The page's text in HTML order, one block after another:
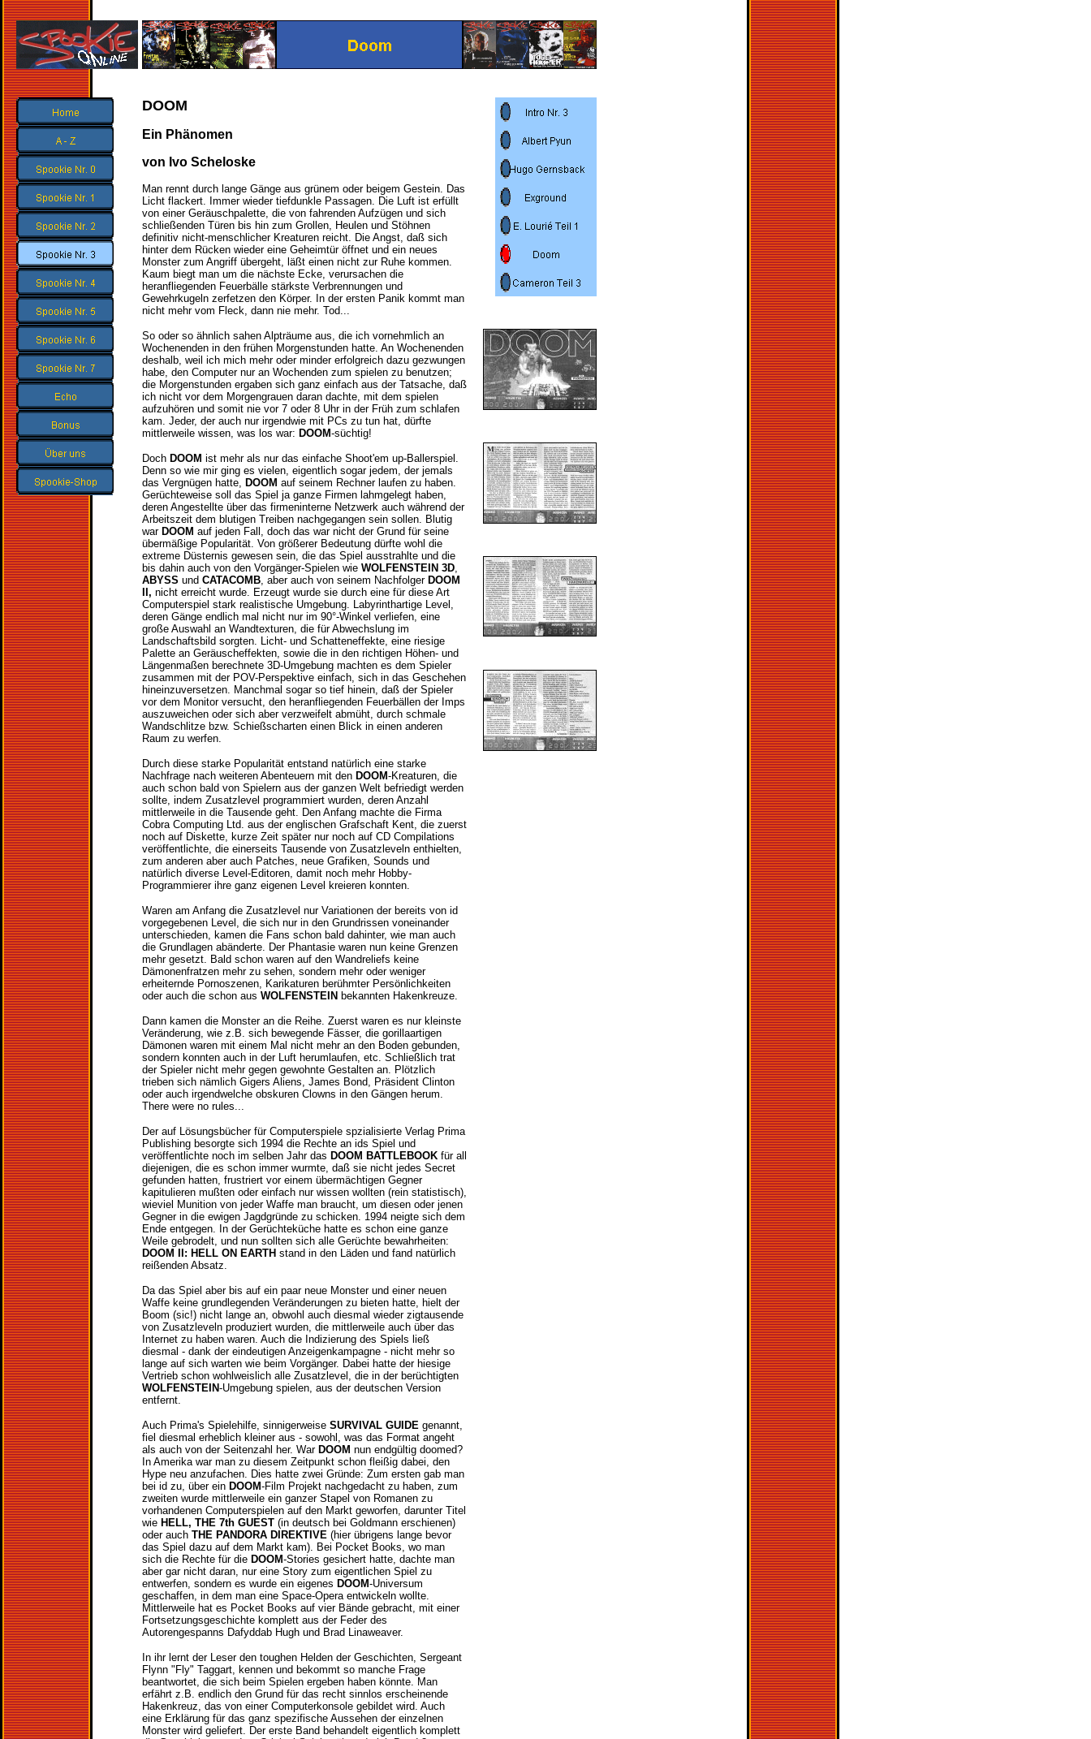
DOOM
Ein Phänomen
von Ivo Scheloske
Man rennt durch lange Gänge aus grünem oder beigem Gestein. Das
Licht flackert. Immer wieder tiefdunkle Passagen. Die Luft ist erfüllt
von einer Geräuschpalette, die von fahrenden Aufzügen und sich
schließenden Türen bis hin zum Grollen, Heulen und Stöhnen
definitiv nicht-menschlicher Kreaturen reicht. Die Angst, daß sich
hinter dem Rücken wieder eine Geheimtür öffnet und ein neues
Monster zum Angriff übergeht, läßt einen nicht zur Ruhe kommen.
Kaum biegt man um die nächste Ecke, verursachen die
heranfliegenden Feuerbälle stärkste Verbrennungen und
Gewehrkugeln zerfetzen den Körper. In der ersten Panik kommt man
nicht mehr vom Fleck, dann nie mehr. Tod...
So oder so ähnlich sahen Alpträume aus, die ich vornehmlich an
Wochenenden in den frühen Morgenstunden hatte. An Wochenenden
deshalb, weil ich mich mehr oder minder erfolgreich dazu gezwungen
habe, den Computer nur an Wochenden zum spielen zu benutzen;
die Morgenstunden ergaben sich ganz einfach aus der Tatsache, daß
ich nicht vor dem Morgengrauen daran dachte, mit dem spielen
aufzuhören und somit nie vor 7 oder 8 Uhr in der Früh zum schlafen
kam. Jeder, der auch nur irgendwie mit PCs zu tun hat, dürfte
mittlerweile wissen, was los war: DOOM-süchtig!
Doch DOOM ist mehr als nur das einfache Shoot'em up-Ballerspiel.
Denn so wie mir ging es vielen, eigentlich sogar jedem, der jemals
das Vergnügen hatte, DOOM auf seinem Rechner laufen zu haben.
Gerüchteweise soll das Spiel ja ganze Firmen lahmgelegt haben,
deren Angestellte über das firmeninterne Netzwerk auch während der
Arbeitszeit dem blutigen Treiben nachgegangen sein sollen. Blutig
war DOOM auf jeden Fall, doch das war nicht der Grund für seine
übermäßige Popularität. Von größerer Bedeutung dürfte wohl die
extreme Düsternis gewesen sein, die das Spiel ausstrahlte und die
bis dahin auch von den Vorgänger-Spielen wie WOLFENSTEIN 3D,
ABYSS und CATACOMB, aber auch von seinem Nachfolger DOOM
II, nicht erreicht wurde. Erzeugt wurde sie durch eine für diese Art
Computerspiel stark realistische Umgebung. Labyrinthartige Level,
deren Gänge endlich mal nicht nur im 90°-Winkel verliefen, eine
große Auswahl an Wandtexturen, die für Abwechslung im
Landschaftsbild sorgten. Licht- und Schatteneffekte, eine riesige
Palette an Geräuscheffekten, sowie die in den richtigen Höhen- und
Längenmaßen berechnete 3D-Umgebung machten es dem Spieler
zusammen mit der POV-Perspektive einfach, sich in das Geschehen
hineinzuversetzen. Manchmal sogar so tief hinein, daß der Spieler
vor dem Monitor versucht, den heranfliegenden Feuerbällen der Imps
auszuweichen oder sich aber verzweifelt abmüht, durch schmale
Wandschlitze bzw. Schießscharten einen Blick in einen anderen
Raum zu werfen.
Durch diese starke Popularität entstand natürlich eine starke
Nachfrage nach weiteren Abenteuern mit den DOOM-Kreaturen, die
auch schon bald von Spielern aus der ganzen Welt befriedigt werden
sollte, indem Zusatzlevel programmiert wurden, deren Anzahl
mittlerweile in die Tausende geht. Den Anfang machte die Firma
Cobra Computing Ltd. aus der englischen Grafschaft Kent, die zuerst
noch auf Diskette, kurze Zeit später nur noch auf CD Compilations
veröffentlichte, die einerseits Tausende von Zusatzleveln enthielten,
zum anderen aber auch Patches, neue Grafiken, Sounds und
natürlich diverse Level-Editoren, damit noch mehr Hobby-
Programmierer ihre ganz eigenen Level kreieren konnten.
Waren am Anfang die Zusatzlevel nur Variationen der bereits von id
vorgegebenen Level, die sich nur in den Grundrissen voneinander
unterschieden, kamen die Fans schon bald dahinter, wie man auch
die Grundlagen abänderte. Der Phantasie waren nun keine Grenzen
mehr gesetzt. Bald schon waren auf den Wandreliefs keine
Dämonenfratzen mehr zu sehen, sondern mehr oder weniger
erheiternde Pornoszenen, Karikaturen berühmter Persönlichkeiten
oder auch die schon aus WOLFENSTEIN bekannten Hakenkreuze.
Dann kamen die Monster an die Reihe. Zuerst waren es nur kleinste
Veränderung, wie z.B. sich bewegende Fässer, die gorillaartigen
Dämonen waren mit einem Mal nicht mehr an den Boden gebunden,
sondern konnten auch in der Luft herumlaufen, etc. Schließlich trat
der Spieler nicht mehr gegen gewohnte Gestalten an. Plötzlich
trieben sich nämlich Gigers Aliens, James Bond, Präsident Clinton
oder auch irgendwelche obskuren Clowns in den Gängen herum.
There were no rules...
Der auf Lösungsbücher für Computerspiele spzialisierte Verlag Prima
Publishing besorgte sich 1994 die Rechte an ids Spiel und
veröffentlichte noch im selben Jahr das DOOM BATTLEBOOK für all
diejenigen, die es schon immer wurmte, daß sie nicht jedes Secret
gefunden hatten, frustriert vor einem übermächtigen Gegner
kapitulieren mußten oder einfach nur wissen wollten (rein statistisch),
wieviel Munition von jeder Waffe man braucht, um diesen oder jenen
Gegner in die ewigen Jagdgründe zu schicken. 1994 neigte sich dem
Ende entgegen. In der Gerüchteküche hatte es schon eine ganze
Weile gebrodelt, und nun sollten sich alle Gerüchte bewahrheiten:
DOOM II: HELL ON EARTH stand in den Läden und fand natürlich
reißenden Absatz.
Da das Spiel aber bis auf ein paar neue Monster und einer neuen
Waffe keine grundlegenden Veränderungen zu bieten hatte, hielt der
Boom (sic!) nicht lange an, obwohl auch diesmal wieder zigtausende
von Zusatzleveln produziert wurden, die mittlerweile auch über das
Internet zu haben waren. Auch die Indizierung des Spiels ließ
diesmal - dank der eindeutigen Anzeigenkampagne - nicht mehr so
lange auf sich warten wie beim Vorgänger. Dabei hatte der hiesige
Vertrieb schon wohlweislich alle Zusatzlevel, die in der berüchtigten
WOLFENSTEIN-Umgebung spielen, aus der deutschen Version
entfernt.
Auch Prima's Spielehilfe, sinnigerweise SURVIVAL GUIDE genannt,
fiel diesmal erheblich kleiner aus - sowohl, was das Format angeht
als auch von der Seitenzahl her. War DOOM nun endgültig doomed?
In Amerika war man zu diesem Zeitpunkt schon fleißig dabei, den
Hype neu anzufachen. Dies hatte zwei Gründe: Zum ersten gab man
bei id zu, über ein DOOM-Film Projekt nachgedacht zu haben, zum
zweiten wurde mittlerweile ein ganzer Stapel von Romanen zu
vorhandenen Computerspielen auf den Markt geworfen, darunter Titel
wie HELL, THE 7th GUEST (in deutsch bei Goldmann erschienen)
oder auch THE PANDORA DIREKTIVE (hier übrigens lange bevor
das Spiel dazu auf dem Markt kam). Bei Pocket Books, wo man
sich die Rechte für die DOOM-Stories gesichert hatte, dachte man
aber gar nicht daran, nur eine Story zum eigentlichen Spiel zu
entwerfen, sondern es wurde ein eigenes DOOM-Universum
geschaffen, in dem man eine Space-Opera entwickeln wollte.
Mittlerweile hat es Pocket Books auf vier Bände gebracht, mit einer
Fortsetzungsgeschichte komplett aus der Feder des
Autorengespanns Dafyddab Hugh und Brad Linaweaver.
In ihr lernt der Leser den toughen Helden der Geschichten, Sergeant
Flynn "Fly" Taggart, kennen und bekommt so manche Frage
beantwortet, die sich beim Spielen ergeben haben könnte. Man
erfährt z.B. endlich den Grund für das recht sinnlos erscheinende
Hakenkreuz, das von einer Computerkonsole gebildet wird. Auch
eine Erklärung für das ganz spezifische Aussehen der einzelnen
Monster wird geliefert. Der erste Band behandelt eigentlich komplett